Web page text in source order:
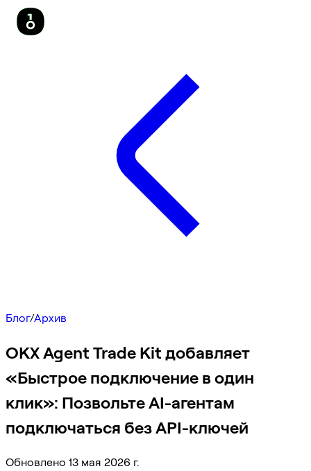
Блог/Архив
OKX Agent Trade Kit добавляет
«Быстрое подключение в один
клик»: Позвольте AI-агентам
подключаться без API-ключей
Обновлено 13 мая 2026 г.